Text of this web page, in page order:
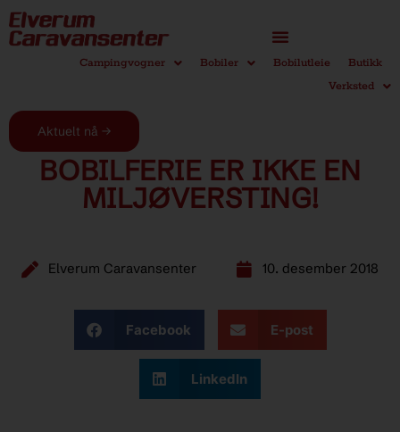
Campingvogner Bobiler Bobilutleie
Butikk
Verksted
Aktuelt nå →
BOBILFERIE ER IKKE EN
MILJØVERSTING!
Elverum Caravansenter 10. desember 2018
Facebook E-post
LinkedIn